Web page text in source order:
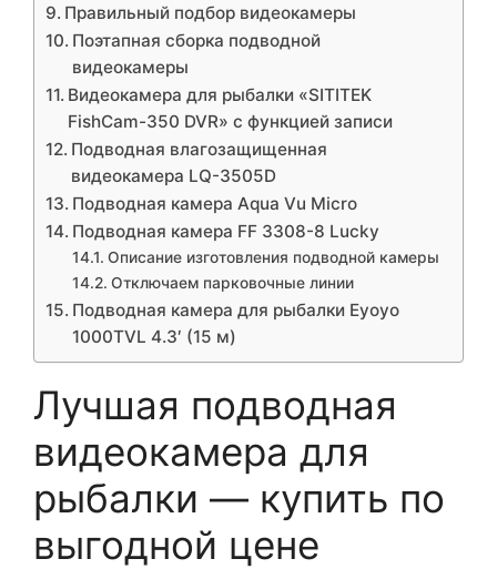
Правильный подбор видеокамеры
Поэтапная сборка подводной
видеокамеры
Видеокамера для рыбалки «SITITEK
FishCam-350 DVR» с функцией записи
Подводная влагозащищенная
видеокамера LQ-3505D
Подводная камера Aqua Vu Micro
Подводная камера FF 3308-8 Lucky
Описание изготовления подводной камеры
Отключаем парковочные линии
Подводная камера для рыбалки Eyoyo
1000TVL 4.3′ (15 м)
Лучшая подводная
видеокамера для
рыбалки — купить по
выгодной цене